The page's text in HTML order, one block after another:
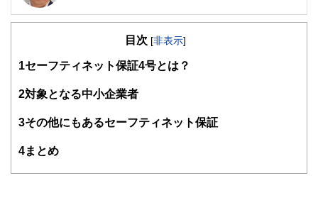
住宅ローンアドバイザー ,宅地建物取引士, マンション管理
サラリーマン生活２４年、その間１０回以上の転勤を経験
に努めるとともに、自らが経験した「サラリーマンの退職、
として、個別相談、セミナー講師など精力的に活動。また、
住者への支援を実施。妻と長女と犬１匹。
目次 [非表示]
1セーフティネット保証4号とは？
2対象となる中小企業者
3その他にもあるセーフティネット保証
4まとめ